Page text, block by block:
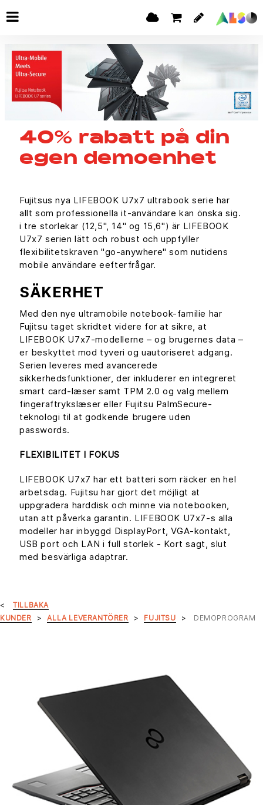
40% rabatt på din
egen demoenhet
Fujitsus nya LIFEBOOK U7x7 ultrabook serie har
allt som professionella it-användare kan önska sig.
i tre storlekar (12,5", 14" og 15,6") är LIFEBOOK
U7x7 serien lätt och robust och uppfyller
flexibilitetskraven "go-anywhere" som nutidens
mobile användare eefterfrågar.
SÄKERHET
Med den nye ultramobile notebook-familie har
Fujitsu taget skridtet videre for at sikre, at
LIFEBOOK U7x7-modellerne – og brugernes data –
er beskyttet mod tyveri og uautoriseret adgang.
Serien leveres med avancerede
sikkerhedsfunktioner, der inkluderer en integreret
smart card-læser samt TPM 2.0 og valg mellem
fingeraftrykslæser eller Fujitsu PalmSecure-
teknologi til at godkende brugere uden
passwords.
FLEXIBILITET I FOKUS
LIFEBOOK U7x7 har ett batteri som räcker en hel
arbetsdag. Fujitsu har gjort det möjligt at
uppgradera harddisk och minne via notebooken,
utan att påverka garantin. LIFEBOOK U7x7-s alla
modeller har inbyggd DisplayPort, VGA-kontakt,
USB port och LAN i full storlek - Kort sagt, slut
med besvärliga adaptrar.
TILLBAKA
KUNDER
ALLA LEVERANTÖRER FUJITSU DEMOPROGRAM